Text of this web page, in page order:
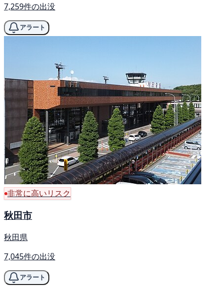
7,259件の出没
アラート
非常に高いリスク
秋田市
秋田県
7,045件の出没
アラート